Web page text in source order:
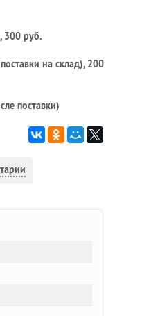
300 руб.
на склад), 200
поставки)